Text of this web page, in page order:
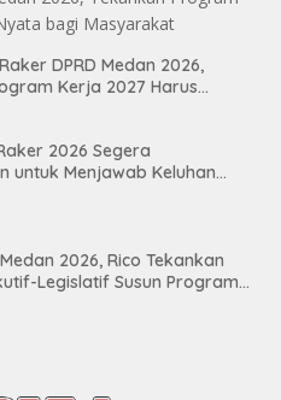
DPRD Medan 2026,
Kerja 2027 Harus
2026 Segera
untuk Menjawab Keluhan
2026, Rico Tekankan
Legislatif Susun Program